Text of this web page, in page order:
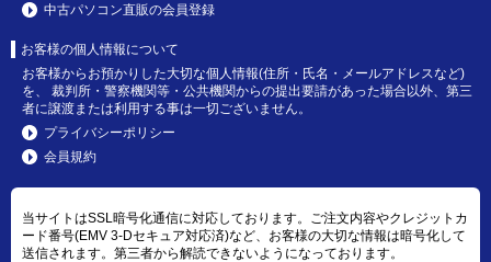
中古パソコン直販の会員登録
お客様の個人情報について
お客様からお預かりした大切な個人情報(住所・氏名・メールアドレスなど)
を、 裁判所・警察機関等・公共機関からの提出要請があった場合以外、第三
者に譲渡または利用する事は一切ございません。
プライバシーポリシー
会員規約
当サイトはSSL暗号化通信に対応しております。ご注文内容やクレジットカ
ード番号(EMV 3-Dセキュア対応済)など、お客様の大切な情報は暗号化して
送信されます。第三者から解読できないようになっております。